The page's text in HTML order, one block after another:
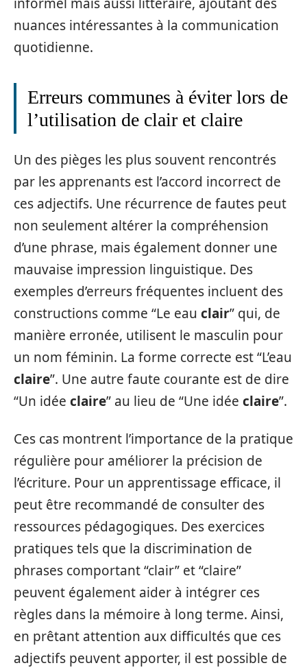
nuances intéressantes à la communication
quotidienne.
Erreurs communes à éviter lors de
l’utilisation de clair et claire
Un des pièges les plus souvent rencontrés
par les apprenants est l’accord incorrect de
ces adjectifs. Une récurrence de fautes peut
non seulement altérer la compréhension
d’une phrase, mais également donner une
mauvaise impression linguistique. Des
exemples d’erreurs fréquentes incluent des
constructions comme “Le eau clair” qui, de
manière erronée, utilisent le masculin pour
un nom féminin. La forme correcte est “L’eau
claire”. Une autre faute courante est de dire
“Un idée claire” au lieu de “Une idée claire”.
Ces cas montrent l’importance de la pratique
régulière pour améliorer la précision de
l’écriture. Pour un apprentissage efficace, il
peut être recommandé de consulter des
ressources pédagogiques. Des exercices
pratiques tels que la discrimination de
phrases comportant “clair” et “claire”
peuvent également aider à intégrer ces
règles dans la mémoire à long terme. Ainsi,
en prêtant attention aux difficultés que ces
adjectifs peuvent apporter, il est possible de